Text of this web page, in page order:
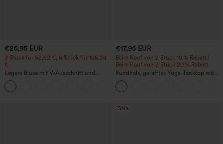
€26,95 EUR
3 Stück für 52,62 €, 6 Stück für 105,24
€
Legere Bluse mit V-Ausschnitt und
kurzen Puffärmeln
€17,95 EUR
Beim Kauf von 2 Stück 10 % Rabatt |
Beim Kauf von 3 Stück 20 % Rabatt
Rundhals, gerafftes Yoga-Tanktop mit
Cool-Touch-Effekt – UPF50+
Sale